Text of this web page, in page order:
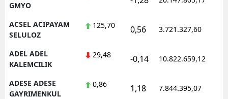
Eskişehir
Gümüşhane
GMYO
ACSEL ACIPAYAM
SELULOZ
125,70 0,56 3.721.327,60
ADEL ADEL
KALEMCILIK
29,48 -0,14 10.822.659,12
ADESE ADESE
GAYRIMENKUL
0,86 1,18 7.844.395,07